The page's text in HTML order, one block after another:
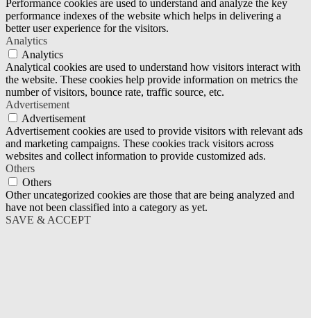
Performance cookies are used to understand and analyze the key
performance indexes of the website which helps in delivering a
better user experience for the visitors.
Analytics
Analytics
Analytical cookies are used to understand how visitors interact with
the website. These cookies help provide information on metrics the
number of visitors, bounce rate, traffic source, etc.
Advertisement
Advertisement
Advertisement cookies are used to provide visitors with relevant ads
and marketing campaigns. These cookies track visitors across
websites and collect information to provide customized ads.
Others
Others
Other uncategorized cookies are those that are being analyzed and
have not been classified into a category as yet.
SAVE & ACCEPT